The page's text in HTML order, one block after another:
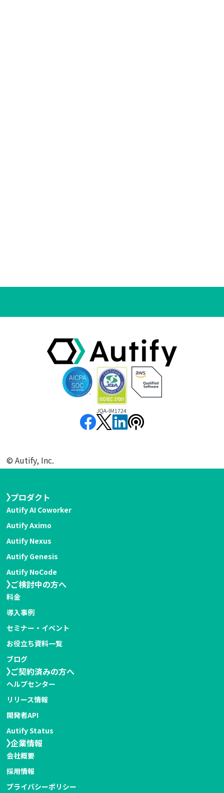
©︎ Autify, Inc.
プロダクト
Autify AI Coworker
Autify Aximo
Autify Nexus
Autify Genesis
Autify NoCode
ご検討中の方へ
料金
導入事例
セミナー・イベント
お役立ち資料一覧
ブログ
ご契約済みの方へ
ヘルプセンター
リリース情報
開発者API
Autify Status
企業情報
会社概要
採用情報
プライバシーポリシー